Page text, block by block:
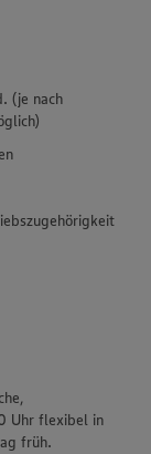
(je nach
Uhr flexibel in
früh.